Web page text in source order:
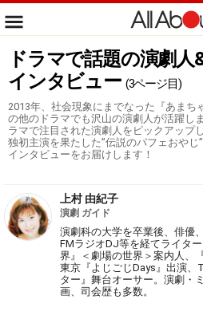
ドラマで話題の演劇
インタビュー (3ページ目)
2013年、社会現象にまでなった『あまち
の他のドラマでも沢山の演劇人が活躍し
ラマで注目された演劇人をピックアップ
独初主演を果たした”伝説のパフェおや
インタビューをお届けします！
上村 由紀子
演劇 ガイド
演劇科の大学を卒業後、俳優
FMラジオDJ等を経てライタ
界』＜劇場の世界＞案内人、
東京『よじごじDays』出演、
ター』舞台オーサー。演劇・
画、司会歴も多数。